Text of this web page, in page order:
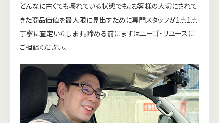
どんなに古くても壊れている状態でも、お客様の大切にされて
きた商品価値を最大限に見出すために専門スタッフが1点1点
丁寧に査定いたします。諦める前にまずはニーゴ・リユースに
ご相談ください。